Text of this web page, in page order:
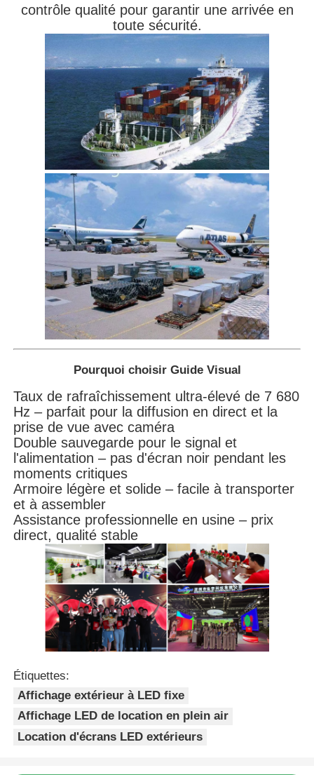
contrôle qualité pour garantir une arrivée en
toute sécurité.
Pourquoi choisir Guide Visual
Taux de rafraîchissement ultra-élevé de 7 680
Hz – parfait pour la diffusion en direct et la
prise de vue avec caméra
Double sauvegarde pour le signal et
l'alimentation – pas d'écran noir pendant les
moments critiques
Armoire légère et solide – facile à transporter
et à assembler
Assistance professionnelle en usine – prix
direct, qualité stable
Étiquettes:
Affichage extérieur à LED fixe
Affichage LED de location en plein air
Location d'écrans LED extérieurs